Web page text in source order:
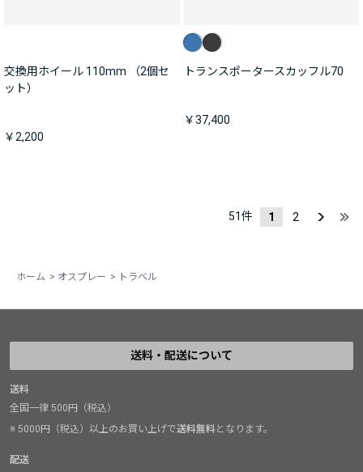
交換用ホイール 110mm （2個セ
ット）
￥2,200
トランスポータースカッフル70
￥37,400
51件 1 2
ホーム > オスプレー > トラベル
送料・配送について
送料
全国一律 500円（税込）
※ 5000円（税込）以上のお買い上げで送料無料となります。
配送